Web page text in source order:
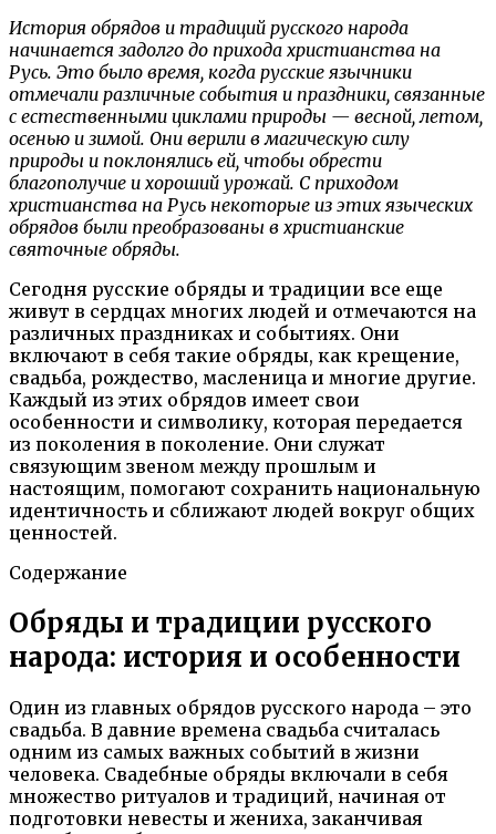
История обрядов и традиций русского народа
начинается задолго до прихода христианства на
Русь. Это было время, когда русские язычники
отмечали различные события и праздники, связанные
с естественными циклами природы — весной, летом,
осенью и зимой. Они верили в магическую силу
природы и поклонялись ей, чтобы обрести
благополучие и хороший урожай. С приходом
христианства на Русь некоторые из этих языческих
обрядов были преобразованы в христианские
святочные обряды.
Сегодня русские обряды и традиции все еще
живут в сердцах многих людей и отмечаются на
различных праздниках и событиях. Они
включают в себя такие обряды, как крещение,
свадьба, рождество, масленица и многие другие.
Каждый из этих обрядов имеет свои
особенности и символику, которая передается
из поколения в поколение. Они служат
связующим звеном между прошлым и
настоящим, помогают сохранить национальную
идентичность и сближают людей вокруг общих
ценностей.
Содержание
Обряды и традиции русского
народа: история и особенности
Один из главных обрядов русского народа – это
свадьба. В давние времена свадьба считалась
одним из самых важных событий в жизни
человека. Свадебные обряды включали в себя
множество ритуалов и традиций, начиная от
подготовки невесты и жениха, заканчивая